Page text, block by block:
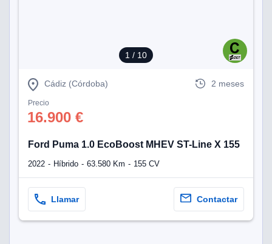
1 / 10
Cádiz (Córdoba) 2 meses
Precio
16.900 €
Ford Puma 1.0 EcoBoost MHEV ST-Line X 155
2022 Híbrido 63.580 Km 155 CV
Llamar Contactar